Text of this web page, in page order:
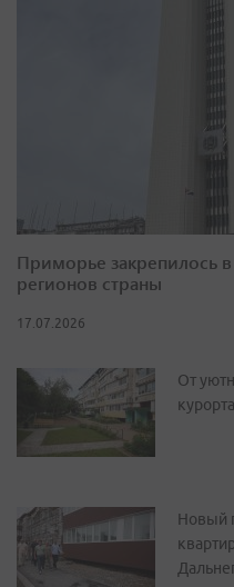
Приморье закрепилось
регионов страны
17.07.2026
От
Новый